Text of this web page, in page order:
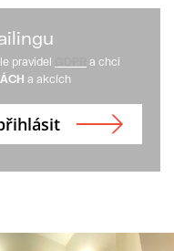
pravidel
a chci
a akcích